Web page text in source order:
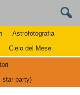
Astrofotografia
Cielo del Mese
star party)